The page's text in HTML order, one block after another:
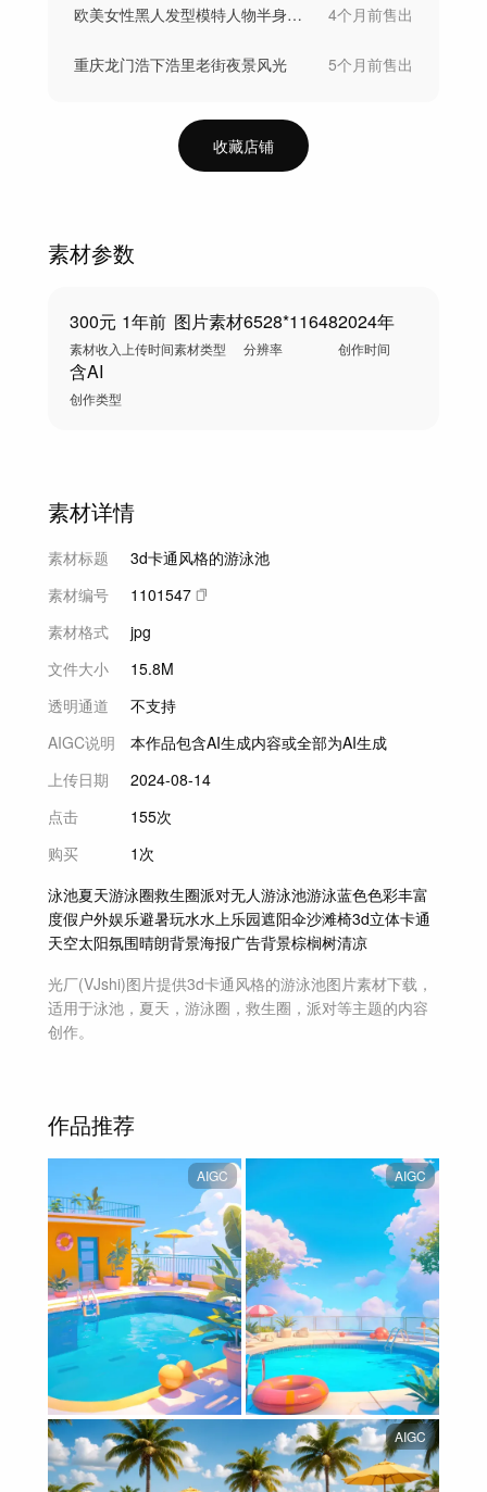
欧美女性黑人发型模特人物半身肖像 4个月前售出
重庆龙门浩下浩里老街夜景风光 5个月前售出
收藏店铺
素材参数
300元
素材收入
1年前
上传时间
图片素材
素材类型
6528*11648
分辨率
2024年
创作时间
含AI
创作类型
素材详情
素材标题
3d卡通风格的游泳池
素材编号
1101547
素材格式
jpg
文件大小
15.8M
透明通道
不支持
AIGC说明
本作品包含AI生成内容或全部为AI生成
上传日期
2024-08-14
点击
155次
购买
1次
泳池夏天游泳圈救生圈派对无人游泳池游泳蓝色色彩丰富
度假 户外娱乐避暑玩水水上乐园遮阳伞沙滩椅3d立体卡通
天空太阳氛围晴朗背景海报广告背景棕榈树清凉
光厂(VJshi)图片提供3d卡通风格的游泳池图片素材下载，
适用于泳池，夏天，游泳圈，救生圈，派对等主题的内容
创作。
作品推荐
AIGC AIGC
AIGC